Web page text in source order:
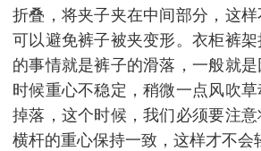
折叠，将夹子夹在中间部分，这
可以避免裤子被夹变形。衣柜裤
的事情就是裤子的滑落，一般就
时候重心不稳定，稍微一点风吹
掉落，这个时候，我们必须要注
横杆的重心保持一致，这样才不会